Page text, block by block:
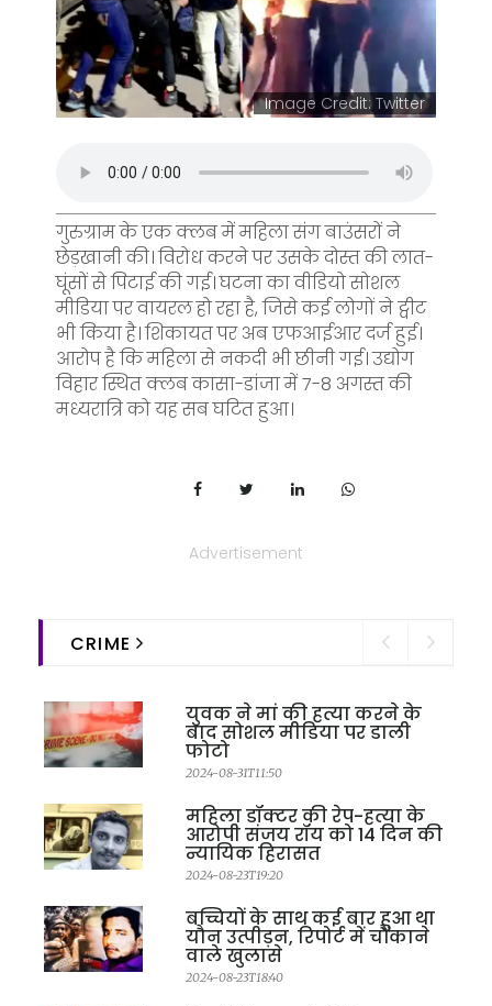
Image Credit: Twitter
गुरुग्राम के एक क्लब में महिला संग बाउंसरों ने
छेड़खानी की। विरोध करने पर उसके दोस्त की लात-
घूंसों से पिटाई की गई। घटना का वीडियो सोशल
मीडिया पर वायरल हो रहा है, जिसे कई लोगों ने ट्वीट
भी किया है। शिकायत पर अब एफआईआर दर्ज हुई।
आरोप है कि महिला से नकदी भी छीनी गई। उद्योग
विहार स्थित क्लब कासा-डांजा में 7-8 अगस्त की
मध्यरात्रि को यह सब घटित हुआ।
Advertisement
CRIME
युवक ने मां की हत्या करने के
बाद सोशल मीडिया पर डाली
फोटो
2024-08-31T11:50
महिला डॉक्टर की रेप-हत्या के
आरोपी संजय रॉय को 14 दिन की
न्यायिक हिरासत
2024-08-23T19:20
बच्चियों के साथ कई बार हुआ था
यौन उत्पीड़न, रिपोर्ट में चौंकाने
वाले खुलासे
2024-08-23T18:40